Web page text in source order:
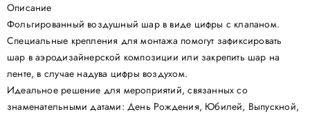
Политика конфиденциальности
Описание
Фольгированный воздушный шар в виде цифры с клапаном.
Специальные крепления для монтажа помогут зафиксировать
шар в аэродизайнерской композиции или закрепить шар на
ленте, в случае надува цифры воздухом.
Идеальное решение для мероприятий, связанных со
знаменательными датами: День Рождения, Юбилей, Выпускной,